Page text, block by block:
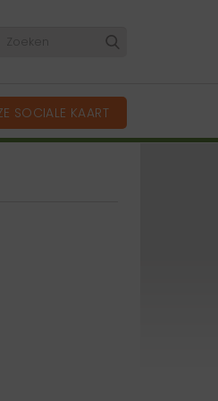
SOCIALE KAART